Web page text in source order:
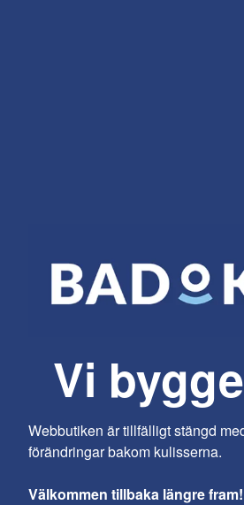
Vi
Webbutiken är tillfälligt stängd
förändringar bakom kulisserna.
Välkommen tillbaka längre fram!